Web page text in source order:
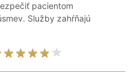
pacientom
Služby zahŕňajú